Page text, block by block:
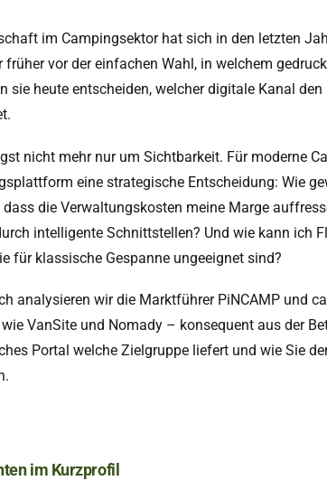
im Campingsektor hat sich in den letzten
früher vor der einfachen Wahl, in welchem
sie heute entscheiden, welcher digitale Kanal den
nicht mehr nur um Sichtbarkeit. Für moderne
eine strategische Entscheidung: Wie
dass die Verwaltungskosten meine Marge
intelligente Schnittstellen? Und wie kann ich
für klassische Gespanne ungeeignet sind?
analysieren wir die Marktführer PiNCAMP und
VanSite und Nomady – konsequent aus der
Portal welche Zielgruppe liefert und wie Sie
im Kurzprofil